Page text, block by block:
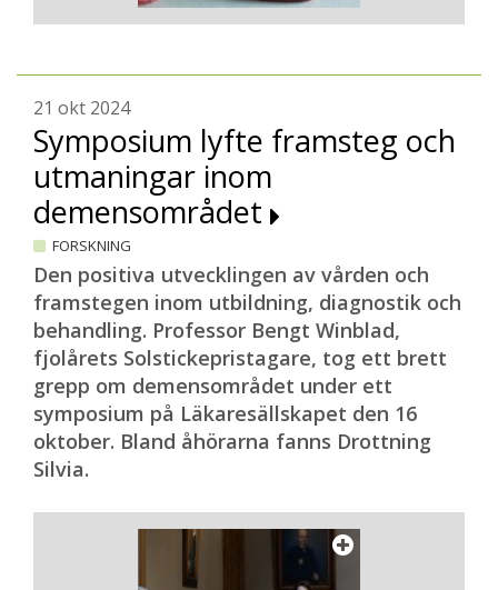
21 okt 2024
Symposium lyfte framsteg och
utmaningar inom
demensområdet
FORSKNING
Den positiva utvecklingen av vården och
framstegen inom utbildning, diagnostik och
behandling. Professor Bengt Winblad,
fjolårets Solstickepristagare, tog ett brett
grepp om demensområdet under ett
symposium på Läkaresällskapet den 16
oktober. Bland åhörarna fanns Drottning
Silvia.